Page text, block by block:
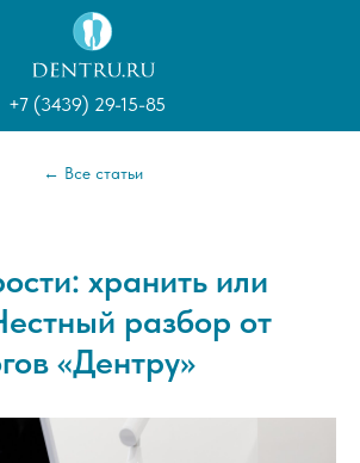
+7 (3439) 29-15-85
← Все статьи
хранить или
разбор от
«Дентру»